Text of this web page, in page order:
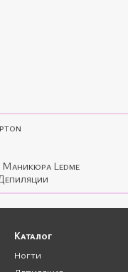
Ledme
Каталог
Ногти